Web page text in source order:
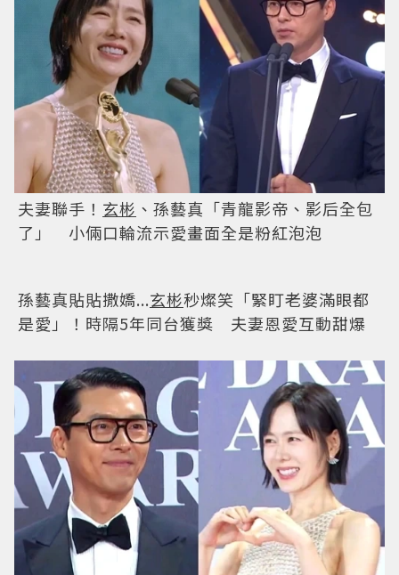
夫妻檔也要爭C位！
、孫藝真青龍獎互嗆
「只能我得獎」兩人雙封帝后預言成真甜到爆
孫藝真獲獎「兒子本名首度曝光」！暗藏浪漫小
巧思 連名字都是超強閃光彈
夫妻聯手！玄彬、孫藝真「青龍影帝、影后全包
了」 小倆口輪流示愛畫面全是粉紅泡泡